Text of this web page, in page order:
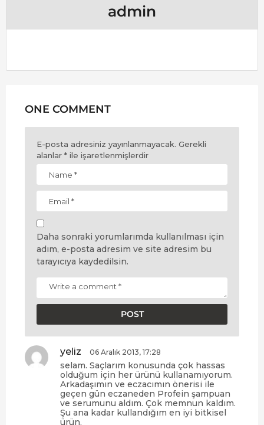
admin
ONE COMMENT
E-posta adresiniz yayınlanmayacak. Gerekli
alanlar * ile işaretlenmişlerdir
Daha sonraki yorumlarımda kullanılması için
adım, e-posta adresim ve site adresim bu
tarayıcıya kaydedilsin.
yeliz
e
d
i
k
i
:
06 Aralık 2013, 17:28
selam. Saçlarım konusunda çok hassas
olduğum için her ürünü kullanamıyorum.
Arkadaşımın ve eczacımın önerisi ile
geçen gün eczaneden Profein şampuan
ve serumunu aldım. Çok memnun kaldım.
Şu ana kadar kullandığım en iyi bitkisel
ürün.